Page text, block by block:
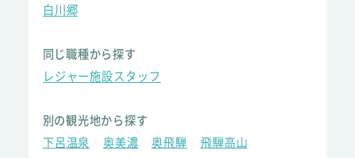
白川郷
同じ職種から探す
レジャー施設スタッフ
別の観光地から探す
下呂温泉
奥美濃 奥飛騨
飛騨高山